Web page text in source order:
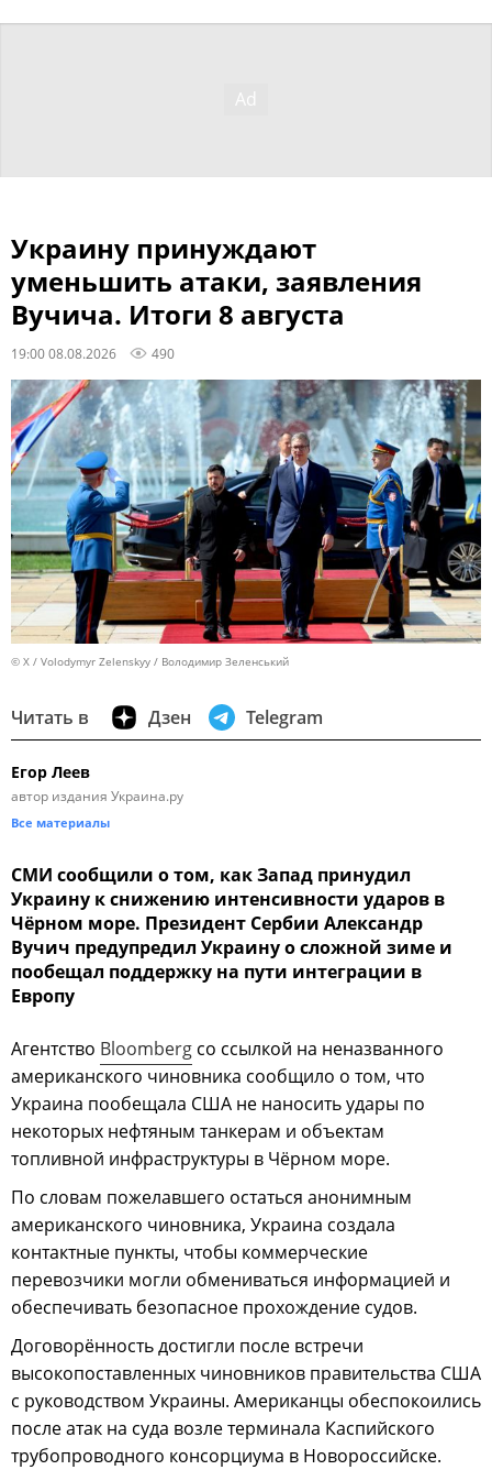
Украину принуждают
уменьшить атаки, заявления
Вучича. Итоги 8 августа
19:00 08.08.2026 490
© X / Volodymyr Zelenskyy / Володимир Зеленський
Читать в Дзен Telegram
Егор Леев
автор издания Украина.ру
Все материалы
СМИ сообщили о том, как Запад принудил
Украину к снижению интенсивности ударов в
Чёрном море. Президент Сербии Александр
Вучич предупредил Украину о сложной зиме и
пообещал поддержку на пути интеграции в
Европу
Агентство Bloomberg со ссылкой на неназванного
американского чиновника сообщило о том, что
Украина пообещала США не наносить удары по
некоторых нефтяным танкерам и объектам
топливной инфраструктуры в Чёрном море.
По словам пожелавшего остаться анонимным
американского чиновника, Украина создала
контактные пункты, чтобы коммерческие
перевозчики могли обмениваться информацией и
обеспечивать безопасное прохождение судов.
Договорённость достигли после встречи
высокопоставленных чиновников правительства США
с руководством Украины. Американцы обеспокоились
после атак на суда возле терминала Каспийского
трубопроводного консорциума в Новороссийске.